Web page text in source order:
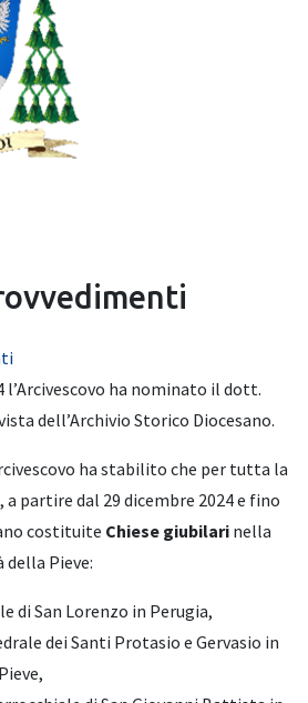
l’Arcivescovo ha nominato il dott.
dell’Archivio Storico Diocesano.
ha stabilito che per tutta la
a partire dal 29 dicembre 2024 e fino
costituite Chiese giubilari nella
della Pieve:
di San Lorenzo in Perugia,
dei Santi Protasio e Gervasio in